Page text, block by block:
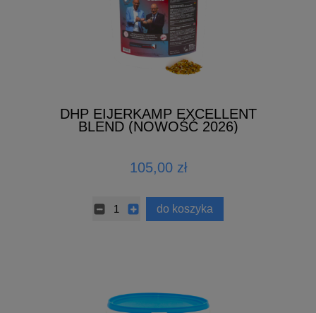
DHP EIJERKAMP EXCELLENT
BLEND (NOWOŚĆ 2026)
105,00 zł
do koszyka